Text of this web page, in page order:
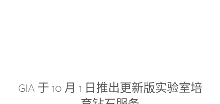
GIA 于 10 月 1 日推出更新版实验室培